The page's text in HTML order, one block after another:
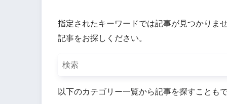
指定されたキーワードでは記事が見つかりま
記事をお探しください。
以下のカテゴリー一覧から記事を探すこともで